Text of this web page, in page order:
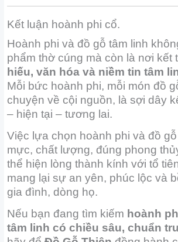
Kết luận hoành phi cổ.
Hoành phi và đồ gỗ tâm linh
phẩm thờ cúng mà còn là nơi kết
hiếu, văn hóa và niềm tin tâm
Mỗi bức hoành phi, mỗi món đồ
chuyện về cội nguồn, là sợi dây
– hiện tại – tương lai.
Việc lựa chọn hoành phi và đồ
mực, chất lượng, đúng phong
thể hiện lòng thành kính với tổ
mang lại sự an yên, phúc lộc và
gia đình, dòng họ.
Nếu bạn đang tìm kiếm hoành
tâm linh có chiều sâu, chuẩn